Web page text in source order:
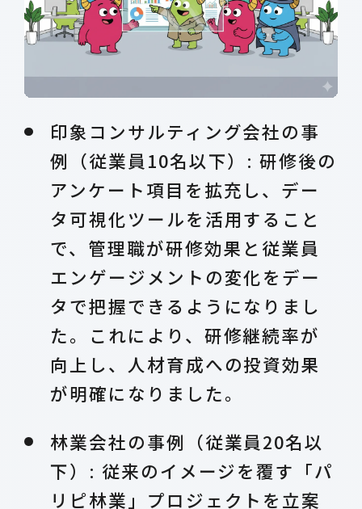
印象コンサルティング会社の事
例（従業員10名以下）: 研修後の
アンケート項目を拡充し、デー
タ可視化ツールを活用すること
で、管理職が研修効果と従業員
エンゲージメントの変化をデー
タで把握できるようになりまし
た。これにより、研修継続率が
向上し、人材育成への投資効果
が明確になりました。
林業会社の事例（従業員20名以
下）: 従来のイメージを覆す「パ
リピ林業」プロジェクトを立案